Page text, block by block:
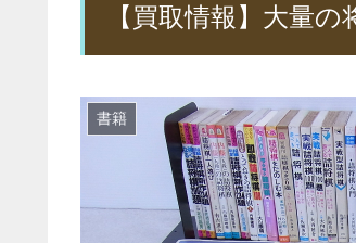
【買取情報】大量の
書籍